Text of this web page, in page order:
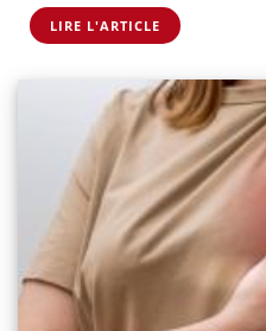
LIRE L'ARTICLE